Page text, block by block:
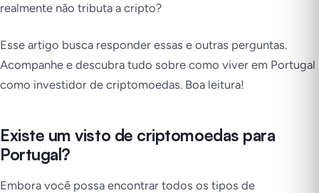
realmente não tributa a cripto?
Esse artigo busca responder essas e outras perguntas.
Acompanhe e descubra tudo sobre como viver em Portugal
como investidor de criptomoedas. Boa leitura!
Existe um visto de criptomoedas para
Portugal?
Embora você possa encontrar todos os tipos de